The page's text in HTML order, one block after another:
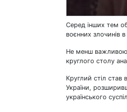
Серед інших тем
воєнних злочинів
Не менш важливою
круглого столу
Круглий стіл
України,
українського